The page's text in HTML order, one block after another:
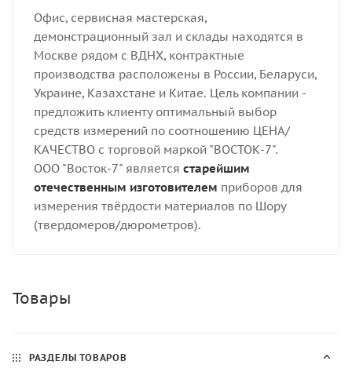
Офис, сервисная мастерская,
демонстрационный зал и склады находятся в
Москве рядом с ВДНХ, контрактные
производства расположены в России, Беларуси,
Украине, Казахстане и Китае. Цель компании -
предложить клиенту оптимальный выбор
средств измерений по соотношению ЦЕНА/
КАЧЕСТВО с торговой маркой "ВОСТОК-7".
ООО "Восток-7" является старейшим
отечественным изготовителем приборов для
измерения твёрдости материалов по Шору
(твердомеров/дюрометров).
Товары
РАЗДЕЛЫ ТОВАРОВ